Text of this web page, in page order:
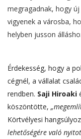
megragadnak, hogy
vigyenek a városba,
helyben jusson
Érdekesség, hogy a
cégnél, a vállalat
rendben. Saji Hiroaki
köszöntötte,
Körtvélyesi
lehetőségére való